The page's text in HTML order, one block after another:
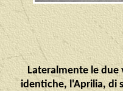
Lateralmente le due
identiche, l'Aprilia, di